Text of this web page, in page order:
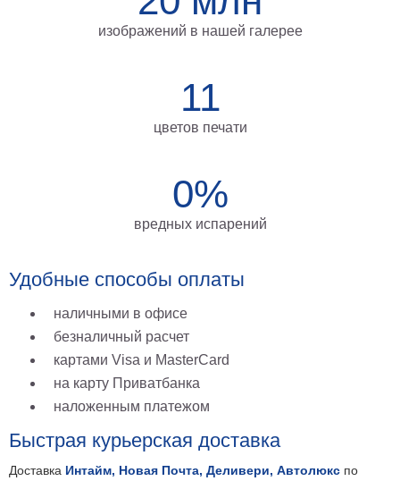
изображений в нашей галерее
11
цветов печати
0%
вредных испарений
Удобные способы оплаты
наличными в офисе
безналичный расчет
картами Visa и MasterCard
на карту Приватбанка
наложенным платежом
Быстрая курьерская доставка
Доставка Интайм, Новая Почта, Деливери, Автолюкс по